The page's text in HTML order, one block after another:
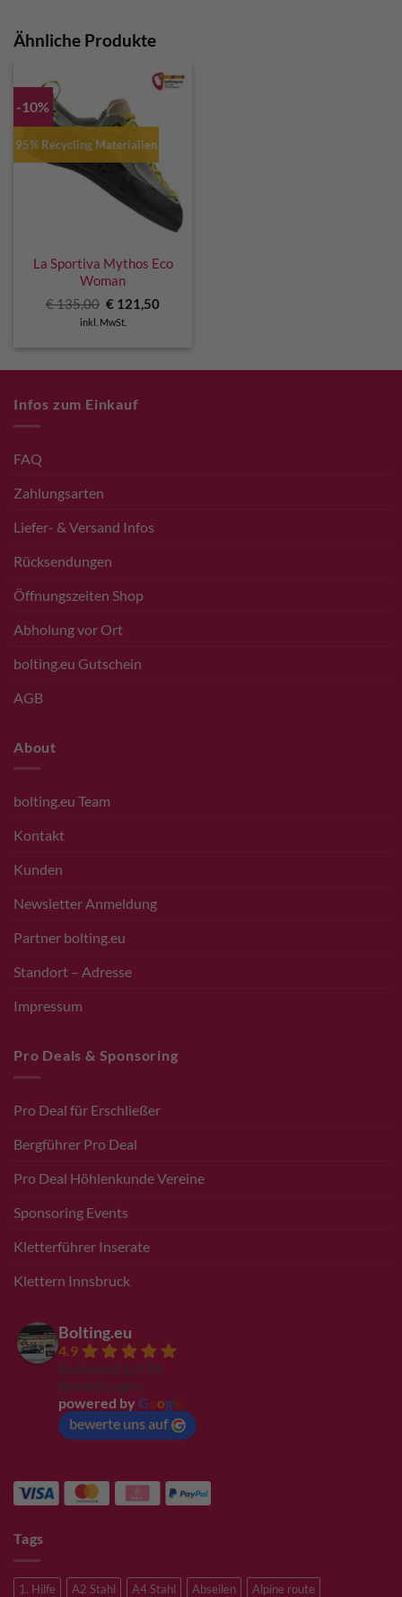
Ähnliche Produkte
-10%
95% Recycling Materialien
La Sportiva Mythos Eco
Woman
€135,00 Ursprünglicher
Preis
war:
€ 121,50Aktueller
inkl. MwSt.
Infos zum Einkauf
FAQ
Zahlungsarten
Liefer- & Versand Infos
Rücksendungen
Öffnungszeiten Shop
Abholung vor Ort
bolting.eu Gutschein
AGB
About
bolting.eu Team
Kontakt
Kunden
Newsletter Anmeldung
Partner bolting.eu
Standort – Adresse
Impressum
Pro Deals & Sponsoring
Pro Deal für Erschließer
Bergführer Pro Deal
Pro Deal Höhlenkunde Vereine
Sponsoring Events
Kletterführer Inserate
Klettern Innsbruck
Bolting.eu
4.9
Basierend auf 94
Bewertungen
powered by G ogl
bewerte uns auf
Tags
1. Hilfe A2 Stahl A4 Stahl Abseilen Alpine route